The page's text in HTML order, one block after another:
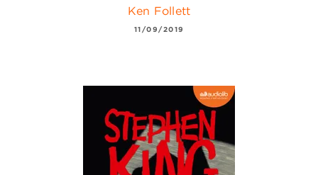
Ken Follett
11/09/2019